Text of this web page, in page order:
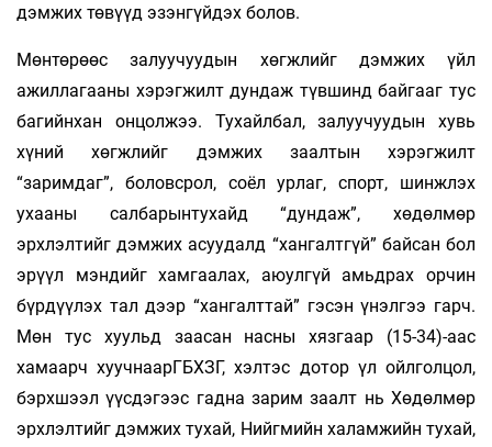
дэмжих төвүүд эзэнгүйдэх болов.
Мөнтөрөөс залуучуудын хөгжлийг дэмжих үйл
ажиллагааны хэрэгжилт дундаж түвшинд байгааг тус
багийнхан онцолжээ. Тухайлбал, залуучуудын хувь
хүний хөгжлийг дэмжих заалтын хэрэгжилт
“заримдаг”, боловсрол, соёл урлаг, спорт, шинжлэх
ухааны салбарынтухайд “дундаж”, хөдөлмөр
эрхлэлтийг дэмжих асуудалд “хангалтгүй” байсан бол
эрүүл мэндийг хамгаалах, аюулгүй амьдрах орчин
бүрдүүлэх тал дээр “хангалттай” гэсэн үнэлгээ гарч.
Мөн тус хуульд заасан насны хязгаар (15-34)-аас
хамаарч хуучнаарГБХЗГ, хэлтэс дотор үл ойлголцол,
бэрхшээл үүсдэгээс гадна зарим заалт нь Хөдөлмөр
эрхлэлтийг дэмжих тухай, Нийгмийн халамжийн тухай,